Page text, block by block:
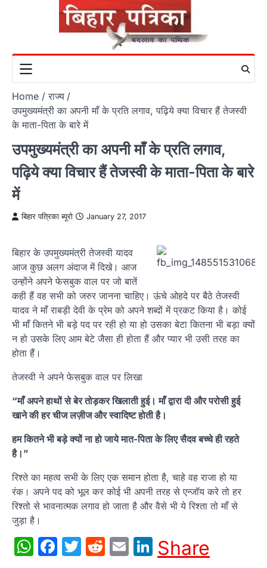
Home
राज्य
उपमुख्यमंत्री का अपनी माँ के प्रति लगाव, पढ़िये क्या विचार हैं तेजस्वी
के माता-पिता के बारे में
उपमुख्यमंत्री का अपनी माँ के प्रति लगाव,
पढ़िये क्या विचार हैं तेजस्वी के माता-पिता के बारे
में
बिहार पत्रिका ब्यूरो January 27, 2017
बिहार के उपमुख्यमंत्री तेजस्वी यादव
आज कुछ अलग अंदाज में दिखे। आज
उन्होंने अपने फेसबुक वाल पर जो बातें
कही हैं वह सभी को जरुर जानना चाहिए। ऊंचे ओहदे पर बैठे तेजस्वी
यादव ने माँ राबड़ी देवी के प्रेम को अपने शब्दों में प्रकट किया है। कोई
भी माँ कितने भी बड़े पद पर रही हो या हो उसका बेटा कितना भी बड़ा क्यों
न हो उसके लिए आम बेटे जैसा ही होता हैं और प्यार भी उसी तरह का
होता हैं।
तेजस्वी ने अपने फेसबुक वाल पर लिखा
“माँ अपने हाथों से बेर तोड़कर खिलाती हुई। माँ द्वारा दी और परोसी हुई
खाने की हर चीज लज़ीज और स्वादिष्ट होती है।
हम कितने भी बड़े क्यों ना हो जाये मात-पिता के लिए सैदव बच्चे ही रहते
है।”
रिश्ते का महत्व सभी के लिए एक समान होता है, चाहे वह राजा हो या
रंक। अपने पद को भूल कर कोई भी अपनी तरह से एन्जॉय करे तो हर
रिश्तो से भावनात्मक लगाव हो जाता है और वैसे भी ये रिश्ता तो माँ से
जुड़ा है।
WhatsApp
Facebook
Twitter
Reddit
EmailLinkedIn
Share